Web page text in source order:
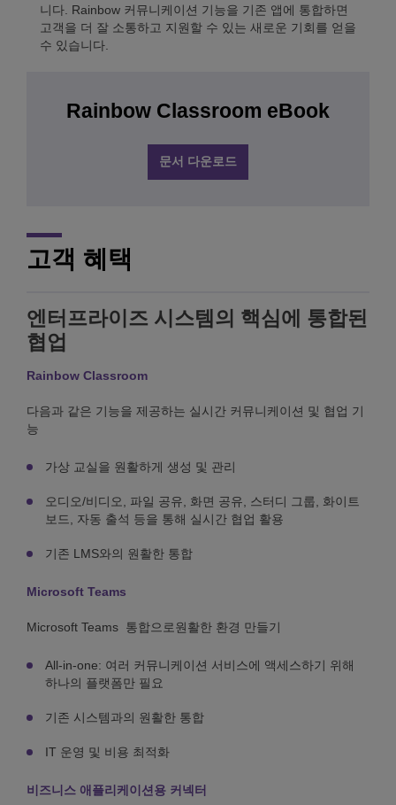
니다. Rainbow 커뮤니케이션 기능을 기존 앱에 통합하면
고객을 더 잘 소통하고 지원할 수 있는 새로운 기회를 얻을
수 있습니다.
Rainbow Classroom eBook
문서 다운로드
고객 혜택
엔터프라이즈 시스템의 핵심에 통합된
협업
Rainbow Classroom
다음과 같은 기능을 제공하는 실시간 커뮤니케이션 및 협업 기
능
가상 교실을 원활하게 생성 및 관리
오디오/비디오, 파일 공유, 화면 공유, 스터디 그룹, 화이트
보드, 자동 출석 등을 통해 실시간 협업 활용
기존 LMS와의 원활한 통합
Microsoft Teams
Microsoft Teams 통합으로원활한 환경 만들기
All-in-one: 여러 커뮤니케이션 서비스에 액세스하기 위해
하나의 플랫폼만 필요
기존 시스템과의 원활한 통합
IT 운영 및 비용 최적화
비즈니스 애플리케이션용 커넥터